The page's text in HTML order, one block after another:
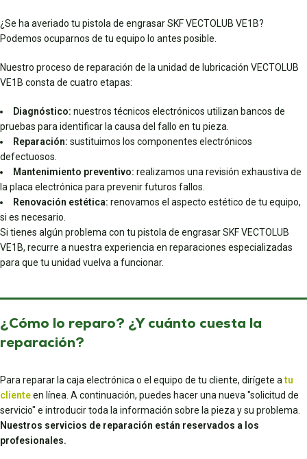
¿Se ha averiado tu pistola de engrasar SKF VECTOLUB VE1B?
Podemos ocuparnos de tu equipo lo antes posible.
Nuestro proceso de reparación de la unidad de lubricación VECTOLUB
VE1B consta de cuatro etapas:
Diagnóstico: nuestros técnicos electrónicos utilizan bancos de
pruebas para identificar la causa del fallo en tu pieza.
Reparación: sustituimos los componentes electrónicos
defectuosos.
Mantenimiento preventivo: realizamos una revisión exhaustiva de
la placa electrónica para prevenir futuros fallos.
Renovación estética: renovamos el aspecto estético de tu equipo,
si es necesario.
Si tienes algún problema con tu pistola de engrasar SKF VECTOLUB
VE1B, recurre a nuestra experiencia en reparaciones especializadas
para que tu unidad vuelva a funcionar.
¿Cómo lo reparo? ¿Y cuánto cuesta la
reparación?
Para reparar la caja electrónica o el equipo de tu cliente, dirígete atu
clienteen línea. A continuación, puedes hacer una nueva "solicitud de
servicio" e introducir toda la información sobre la pieza y su problema.
Nuestros servicios de reparación están reservados a los
profesionales.